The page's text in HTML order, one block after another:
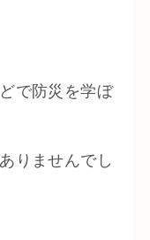
で防災を学ぼ
りませんでし